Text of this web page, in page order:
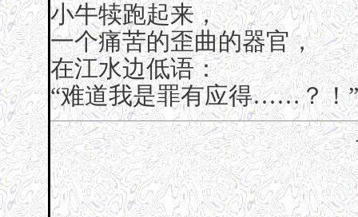
小牛犊跑起来，
一个痛苦的歪曲的器官，
在江水边低语：
“难道我是罪有应得……？！”